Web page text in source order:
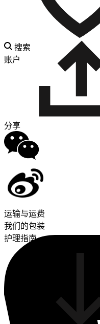
搜索
账户
分享
运输与运费
我们的包装
护理指南